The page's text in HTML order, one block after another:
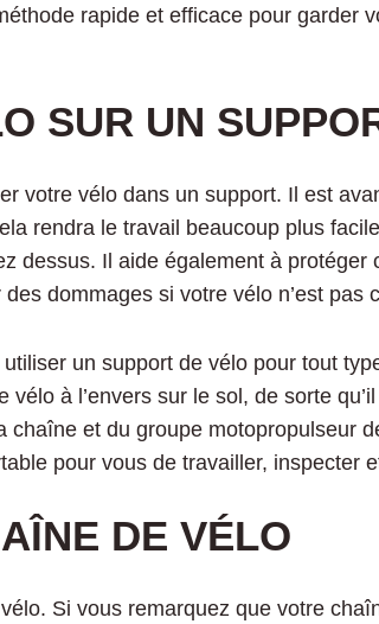
rapide et efficace pour garder
SUR UN
votre vélo dans un support. Il est
rendra le travail beaucoup plus
dessus. Il aide également à
dommages si votre vélo n’est pas
un support de vélo pour tout
à l’envers sur le sol, de sorte
et du groupe motopropulseur
pour vous de travailler, inspecter
DE VÉLO
Si vous remarquez que votre